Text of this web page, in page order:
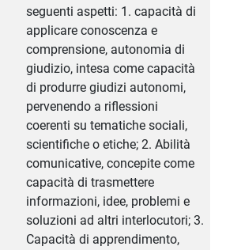
seguenti aspetti: 1. capacità di
applicare conoscenza e
comprensione, autonomia di
giudizio, intesa come capacità
di produrre giudizi autonomi,
pervenendo a riflessioni
coerenti su tematiche sociali,
scientifiche o etiche; 2. Abilità
comunicative, concepite come
capacità di trasmettere
informazioni, idee, problemi e
soluzioni ad altri interlocutori; 3.
Capacità di apprendimento,